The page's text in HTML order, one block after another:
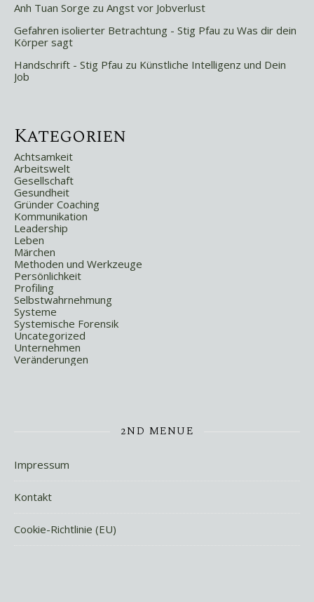
Anh Tuan Sorge zu Angst vor Jobverlust
Gefahren isolierter Betrachtung - Stig Pfau zu Was dir dein
Körper sagt
Handschrift - Stig Pfau zu Künstliche Intelligenz und Dein
Job
Kategorien
Achtsamkeit
Arbeitswelt
Gesellschaft
Gesundheit
Gründer Coaching
Kommunikation
Leadership
Leben
Märchen
Methoden und Werkzeuge
Persönlichkeit
Profiling
Selbstwahrnehmung
Systeme
Systemische Forensik
Uncategorized
Unternehmen
Veränderungen
2ND MENUE
Impressum
Kontakt
Cookie-Richtlinie (EU)